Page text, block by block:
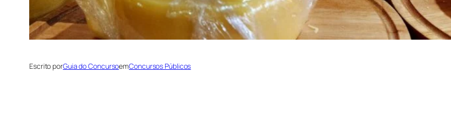
Escrito porGuia do ConcursoemConcursos Públicos